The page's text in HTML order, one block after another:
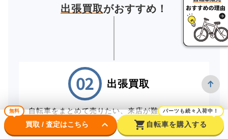
出張買取がおすすめ！
出張買取
自転車をまとめて売りたい、来店が難しいお客様
は、スタッフが直接お伺いする出張買取をご利用
無料
買取 / 査定はこちら keyboard_arrow_down shopping_cart
パーツも続々入荷中！
自転車を購入する